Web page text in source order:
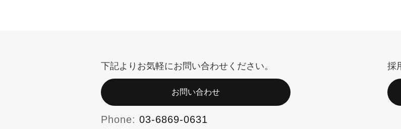
下記よりお気軽にお問い合わせください。
お問い合わせ
Phone: 03-6869-0631
採